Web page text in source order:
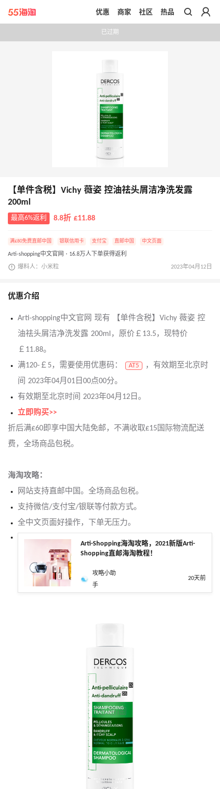
带你去官网买正品
优惠 商家 社区 热品
已过期
【单件含税】Vichy 薇姿 控油祛头屑洁净洗发露
200ml
最高6%返利 8.8折 £11.88
满£80免费直邮中国 银联信用卡 支付宝 直邮中国 中文页面
Arti-shopping中文官网 · 16.8万人下单获得返利
爆料人：小米粒 2023年04月12日
优惠介绍
Arti-shopping中文官网 现有 【单件含税】Vichy 薇姿 控
油祛头屑洁净洗发露 200ml，原价￡13.5，现特价
￡11.88。
满120-￡5，需要使用优惠码：
AT5
，有效期至北京时
间 2023年04月01日00点00分。
有效期至北京时间 2023年04月12日。
立即购买>>
折后满£60即享中国大陆免邮，不满收取£15国际物流配送
费，全场商品包税。
海淘攻略：
网站支持直邮中国。全场商品包税。
支持微信/支付宝/银联等付款方式。
全中文页面好操作，下单无压力。
Arti-Shopping海淘攻略，2021新版Arti-
Shopping直邮海淘教程！
攻略小助
手
20天前